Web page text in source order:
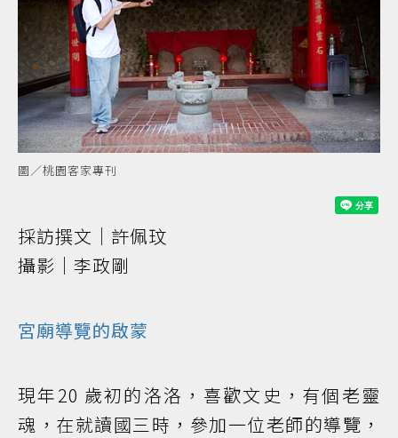
圖／桃園客家專刊
採訪撰文｜許佩玟
攝影｜李政剛
宮廟導覽的啟蒙
現年20 歲初的洛洛，喜歡文史，有個老靈
魂，在就讀國三時，參加一位老師的導覽，